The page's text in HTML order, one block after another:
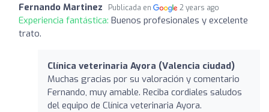
Fernando Martinez Publicada en 2 years ago
Experiencia fantástica: Buenos profesionales y excelente
trato.
Clínica veterinaria Ayora (Valencia ciudad)
Muchas gracias por su valoración y comentario
Fernando, muy amable. Reciba cordiales saludos
del equipo de Clínica veterinaria Ayora.